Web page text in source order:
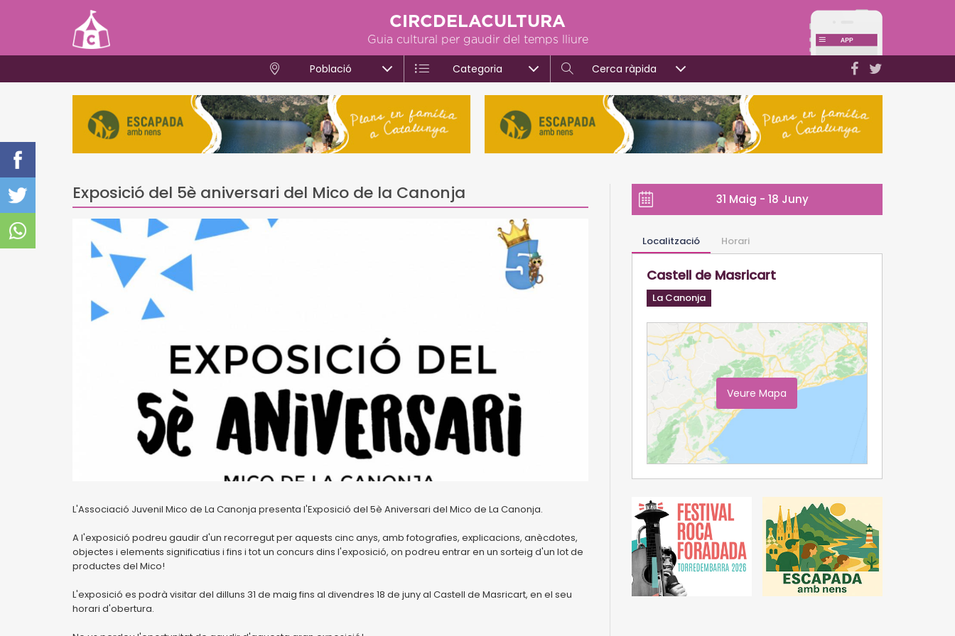
CIRCDELACULTURA
Guia cultural per gaudir del temps lliure
Població Categoria Cerca ràpida
Exposició del 5è aniversari del Mico de la Canonja
L'Associació Juvenil Mico de La Canonja presenta l'Exposició del 5è Aniversari del Mico de La Canonja.
A l'exposició podreu gaudir d'un recorregut per aquests cinc anys, amb fotografies, explicacions, anècdotes,
objectes i elements significatius i fins i tot un concurs dins l'exposició, on podreu entrar en un sorteig d'un lot de
productes del Mico!
L'exposició es podrà visitar del dilluns 31 de maig fins al divendres 18 de juny al Castell de Masricart, en el seu
horari d'obertura.
31 Maig - 18 Juny
Localització Horari
Castell de Masricart
La Canonja
Veure Mapa